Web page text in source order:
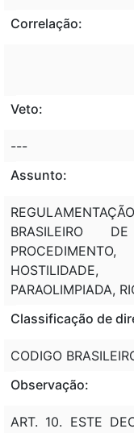
Correlação:
Veto:
---
Assunto:
BRASILEIRO
HOSTILIDADE,
PARAOLIMPIADA,
Classificação de
CODIGO
Observação:
ART. 10. ESTE